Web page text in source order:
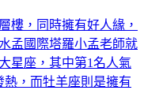
樓，同時擁有好人緣，
孟國際塔羅小孟老師就
星座，其中第1名人氣
熱，而牡羊座則是擁有